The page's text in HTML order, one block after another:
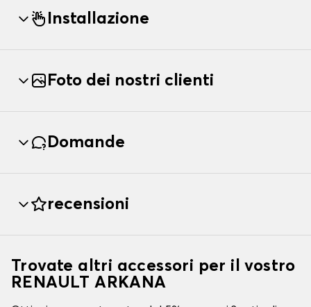
Installazione
Foto dei nostri clienti
Domande
recensioni
Trovate altri accessori per il vostro
RENAULT ARKANA